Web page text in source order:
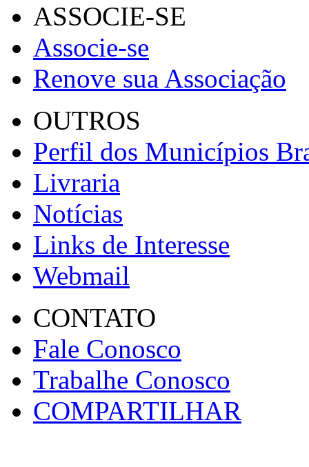
ASSOCIE-SE
Associe-se
Renove sua Associação
OUTROS
Perfil dos Municípios
Livraria
Notícias
Links de Interesse
Webmail
CONTATO
Fale Conosco
Trabalhe Conosco
COMPARTILHAR